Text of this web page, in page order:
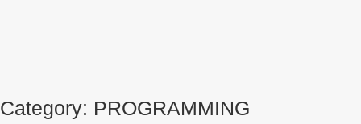
Category: PROGRAMMING